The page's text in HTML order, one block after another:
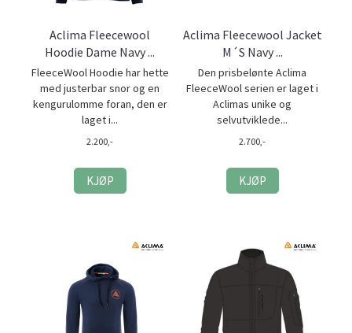
Aclima Fleecewool
Hoodie Dame Navy ...
FleeceWool Hoodie har hette
med justerbar snor og en
kengurulomme foran, den er
laget i...
2.200,-
KJØP
Aclima Fleecewool Jacket
M´S Navy ...
Den prisbelønte Aclima
FleeceWool serien er laget i
Aclimas unike og
selvutviklede...
2.700,-
KJØP